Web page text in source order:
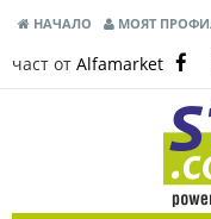
НАЧАЛО МОЯТ
част от Alfamarket